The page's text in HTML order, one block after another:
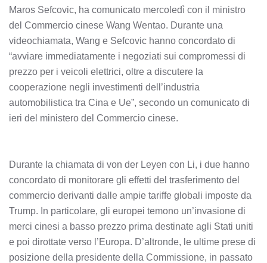
Maros Sefcovic, ha comunicato mercoledì con il ministro
del Commercio cinese Wang Wentao. Durante una
videochiamata, Wang e Sefcovic hanno concordato di
“avviare immediatamente i negoziati sui compromessi di
prezzo per i veicoli elettrici, oltre a discutere la
cooperazione negli investimenti dell’industria
automobilistica tra Cina e Ue”, secondo un comunicato di
ieri del ministero del Commercio cinese.
Durante la chiamata di von der Leyen con Li, i due hanno
concordato di monitorare gli effetti del trasferimento del
commercio derivanti dalle ampie tariffe globali imposte da
Trump. In particolare, gli europei temono un’invasione di
merci cinesi a basso prezzo prima destinate agli Stati uniti
e poi dirottate verso l’Europa. D’altronde, le ultime prese di
posizione della presidente della Commissione, in passato